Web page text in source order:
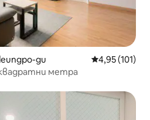
gu Средна
4,95 (101)
метра